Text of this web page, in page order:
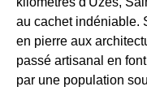
au cachet indéniable.
en pierre aux
passé artisanal en
par une population